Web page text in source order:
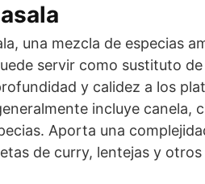
una mezcla de especias
servir como sustituto
y calidez a los
incluye canela,
Aporta una
de curry, lentejas y otros